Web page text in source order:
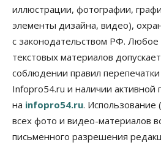
06 Августа 2026, 14:00
Общество
«За тех, у кого от
настоящая борьба»: вузы
обзванивают новосибирских
перед зачислением
06 Августа 2026, 13:00
Власть
Режим ЧС ввели в Омской
06 Августа 2026, 12:15
иллюстрации, фотографии,
элементы дизайна, видео),
с законодательством РФ. Любое
текстовых материалов
соблюдении правил
Infopro54.ru и наличии активной
на infopro54.ru. Использование
всех фото и видео-материалов
письменного разрешения